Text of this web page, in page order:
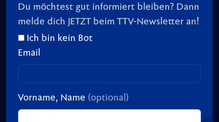
Du möchtest gut informiert bleiben? Dann
melde dich JETZT beim TTV-Newsletter an!
Ich bin kein Bot
Email
Vorname, Name (optional)